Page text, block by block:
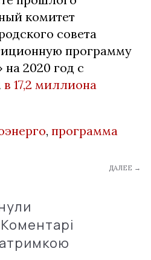
комитет
совета
программу
2020 год с
в 17,2 миллиона
, программа
ДАЛЕЕ →